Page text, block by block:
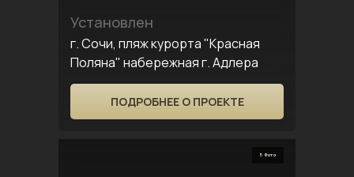
Установлен
г. Сочи, пляж курорта "Красная
Поляна" набережная г. Адлера
ПОДРОБНЕЕ О ПРОЕКТЕ
5 Фото